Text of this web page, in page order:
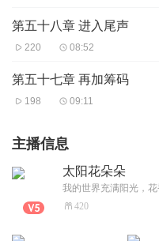
第五十八章 进入尾声
220 08:52
第五十七章 再加筹码
198 09:11
主播信息
太阳花朵朵
我的世界充满阳光，花
420